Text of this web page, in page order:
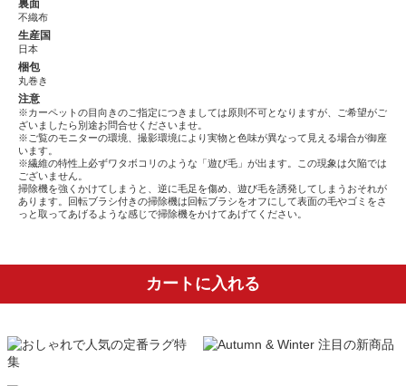
裏面
不織布
生産国
日本
梱包
丸巻き
注意
※カーペットの目向きのご指定につきましては原則不可となりますが、ご希望がご
ざいましたら別途お問合せくださいませ。
※ご覧のモニターの環境、撮影環境により実物と色味が異なって見える場合が御座
います。
※繊維の特性上必ずワタボコリのような「遊び毛」が出ます。この現象は欠陥では
ございません。
掃除機を強くかけてしまうと、逆に毛足を傷め、遊び毛を誘発してしまうおそれが
あります。回転ブラシ付きの掃除機は回転ブラシをオフにして表面の毛やゴミをさ
っと取ってあげるような感じで掃除機をかけてあげてください。
カートに入れる